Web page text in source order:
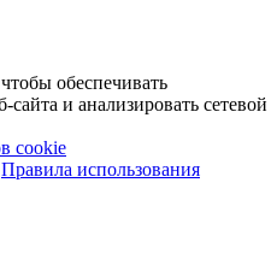
обеспечивать
и анализировать сетевой
cookie
Правила использования